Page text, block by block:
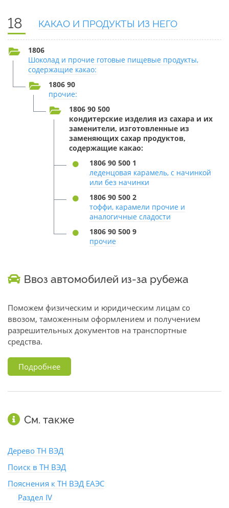
18 КАКАО И ПРОДУКТЫ ИЗ НЕГО
1806
Шоколад и прочие готовые пищевые продукты,
содержащие какао:
1806 90
прочие:
1806 90 500
кондитерские изделия из сахара и их
заменители, изготовленные из
заменяющих сахар продуктов,
содержащие какао:
1806 90 500 1
леденцовая карамель, с начинкой
или без начинки
1806 90 500 2
тоффи, карамели прочие и
аналогичные сладости
1806 90 500 9
прочие
Ввоз автомобилей из-за рубежа
Поможем физическим и юридическим лицам со
ввозом, таможенным оформлением и получением
разрешительных документов на транспортные
средства.
Подробнее
См. также
Дерево ТН ВЭД
Поиск в ТН ВЭД
Пояснения к ТН ВЭД ЕАЭС
Раздел IV